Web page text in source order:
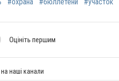
Оцініть першим
наші канали